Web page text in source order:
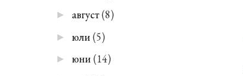
► август(8)
► юли (5)
► юни(14)